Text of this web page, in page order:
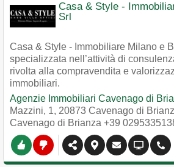
Casa & Style -
Srl
Casa & Style - Immobiliare Milano e
specializzata nell’attività di
rivolta alla compravendita e
immobiliari.
Agenzie Immobiliari Cavenago di
Mazzini, 1, 20873 Cavenago di
Cavenago di Brianza +39